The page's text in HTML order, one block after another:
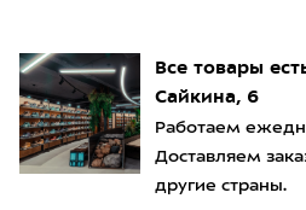
Все товары
Сайкина, 6
Работаем
Доставляем
другие страны.